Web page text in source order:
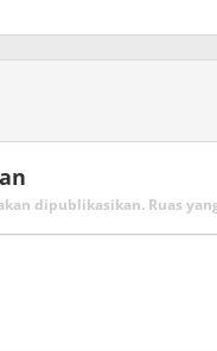
dipublikasikan. Ruas